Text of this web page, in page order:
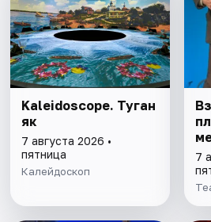
Kaleidoscope. Туган
як
7 августа 2026 •
пятница
Калейдоскоп
7